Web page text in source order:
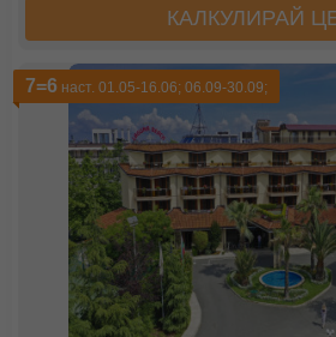
КАЛКУЛИРАЙ
7=6 наст. 01.05-16.06; 06.09-30.09;